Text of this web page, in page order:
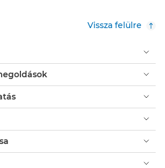
Vissza felülre